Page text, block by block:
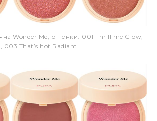
Wonder Me, оттенки: 001 Thrill me Glow,
003 That’s hot Radiant